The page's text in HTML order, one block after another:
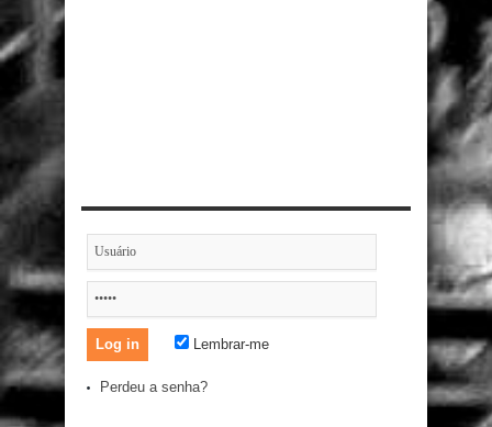
Lembrar-me
Perdeu a senha?